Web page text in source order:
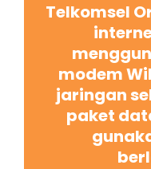
Telkomsel
modem
jaringan
paket